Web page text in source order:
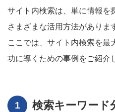
サイト内検索は、単に情報を
さまざまな活用方法がありま
ここでは、サイト内検索を最
功に導くための事例をご紹介
検索キーワード